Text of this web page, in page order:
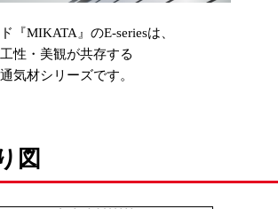
『MIKATA』のE-seriesは、
性・美観が共存する
気材シリーズです。
図